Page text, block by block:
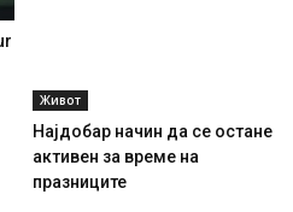
Живот
Најдобар начин да се остане
активен за време на
празниците